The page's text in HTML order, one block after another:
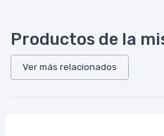
Productos de la
Ver más relacionados